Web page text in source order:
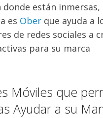
donde están inmersas,
es Ober que ayuda a
de redes sociales a
para su marca
Móviles que
Ayudar a su